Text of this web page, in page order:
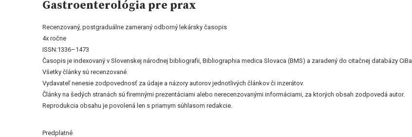
Gastroenterológia pre prax
Recenzovaný, postgraduálne zameraný odborný lekársky časopis
4x ročne
ISSN:1336–1473
Časopis je indexovaný v Slovenskej národnej bibliografii, Bibliographia medica Slovaca (BMS) a zaradený do citačnej databázy
Všetky články sú recenzované.
Vydavateľ nenesie zodpovednosť za údaje a názory autorov jednotlivých článkov či inzerátov.
Články na šedých stranách sú firemnými prezentáciami alebo nerecenzovanými informáciami, za ktorých obsah zodpovedá autor.
Reprodukcia obsahu je povolená len s priamym súhlasom redakcie.
Predplatné